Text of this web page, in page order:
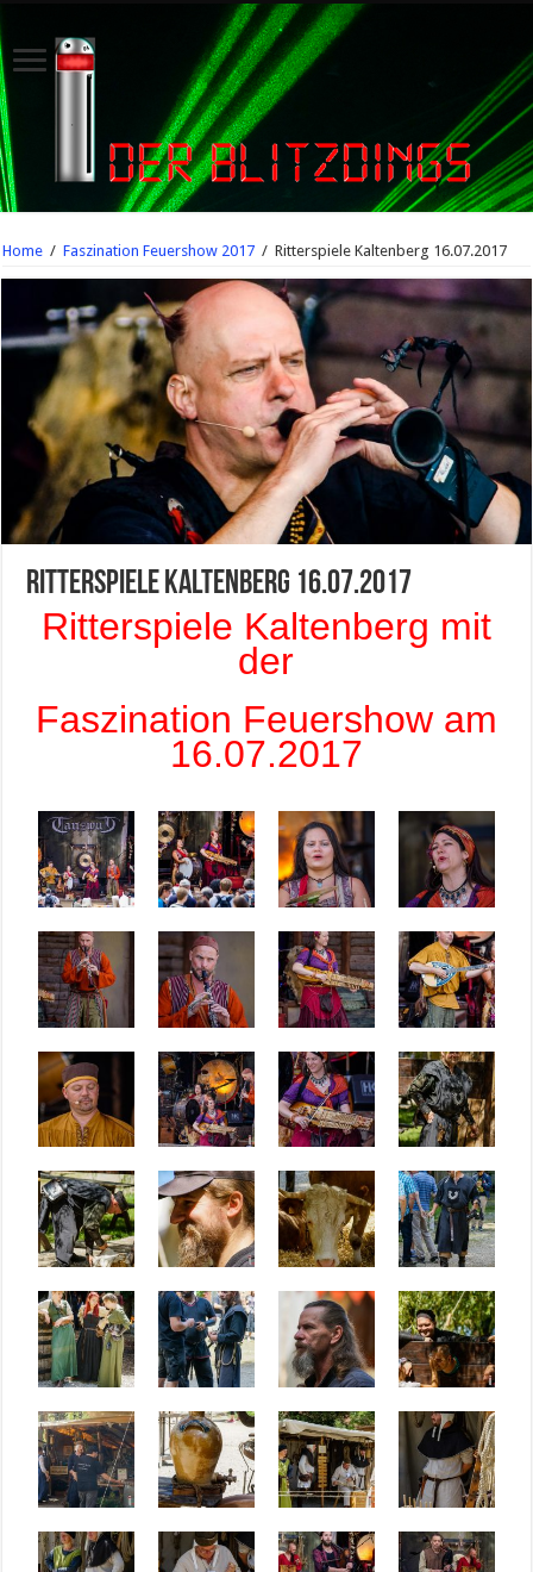
Home / Faszination Feuershow 2017 / Ritterspiele Kaltenberg 16.07.2017
Ritterspiele Kaltenberg 16.07.2017
Ritterspiele Kaltenberg mit
der
Faszination Feuershow am
16.07.2017